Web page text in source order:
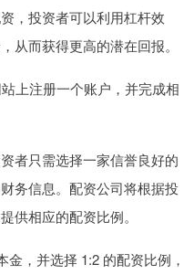
，投资者可以利用杠杆效
从而获得更高的潜在回报。
上注册一个账户，并完成相
者只需选择一家信誉良好的
务信息。配资公司将根据投
供相应的配资比例。
，并选择 1:2 的配资比例，